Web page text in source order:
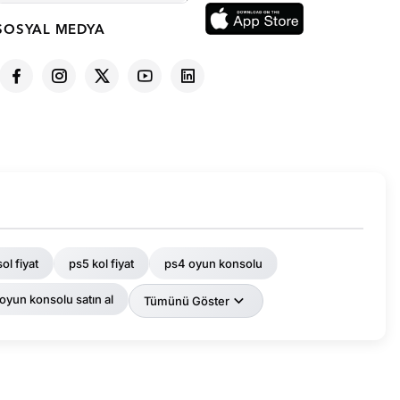
MEDYA
fiyat ps5 kol fiyat ps4 oyun konsolu
konsolu satın al Tümünü Göster